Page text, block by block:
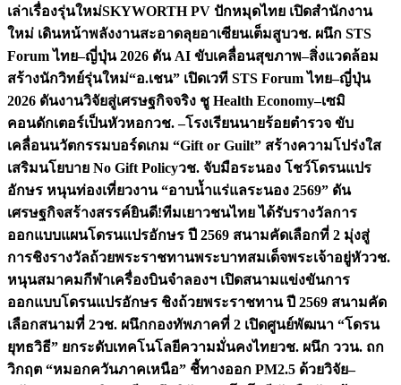
เล่าเรื่องรุ่นใหม่SKYWORTH PV ปักหมุดไทย เปิดสำนักงาน
ใหม่ เดินหน้าพลังงานสะอาดลุยอาเซียนเต็มสูบวช. ผนึก STS
Forum ไทย–ญี่ปุ่น 2026 ดัน AI ขับเคลื่อนสุขภาพ–สิ่งแวดล้อม
สร้างนักวิทย์รุ่นใหม่“อ.เชน” เปิดเวที STS Forum ไทย–ญี่ปุ่น
2026 ดันงานวิจัยสู่เศรษฐกิจจริง ชู Health Economy–เซมิ
คอนดักเตอร์เป็นหัวหอกวช. –โรงเรียนนายร้อยตำรวจ ขับ
เคลื่อนนวัตกรรมบอร์ดเกม “Gift or Guilt” สร้างความโปร่งใส
เสริมนโยบาย No Gift Policyวช. จับมือระนอง โชว์โดรนแปร
อักษร หนุนท่องเที่ยวงาน “อาบน้ำแร่แลระนอง 2569” ดัน
เศรษฐกิจสร้างสรรค์ยินดี!ทีมเยาวชนไทย ได้รับรางวัลการ
ออกแบบแผนโดรนแปรอักษร ปี 2569 สนามคัดเลือกที่ 2 มุ่งสู่
การชิงรางวัลถ้วยพระราชทานพระบาทสมเด็จพระเจ้าอยู่หัววช.
หนุนสมาคมกีฬาเครื่องบินจำลองฯ เปิดสนามแข่งขันการ
ออกแบบโดรนแปรอักษร ชิงถ้วยพระราชทาน ปี 2569 สนามคัด
เลือกสนามที่ 2วช. ผนึกกองทัพภาคที่ 2 เปิดศูนย์พัฒนา “โดรน
ยุทธวิธี” ยกระดับเทคโนโลยีความมั่นคงไทยวช. ผนึก ววน. ถก
วิกฤต “หมอกควันภาคเหนือ” ชี้ทางออก PM2.5 ด้วยวิจัย–